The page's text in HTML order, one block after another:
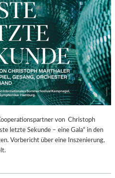
S
T
Ü
H
L
E
N
“
–
A
U
S
S
T
von Christoph
letzte Sekunde – eine Gala“ in den
Vorbericht über eine Inszenierung,